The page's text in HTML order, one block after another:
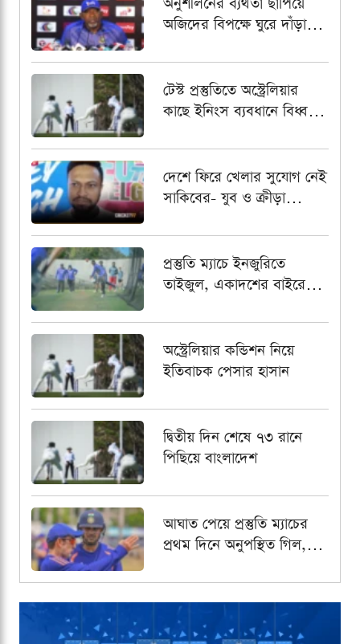
অজিদের বিপক্ষে ঘুরে দাঁড়াতে
টেস্ট প্রস্তুতিতে অস্ট্রেলিয়ার
কাছে ইনিংস ব্যবধানে বিধ্বস্ত
দেশে ফিরে খেলার সুযোগ নেই
সাকিবের- যুব ও ক্রীড়া
প্রস্তুতি ম্যাচে ইনজুরিতে
তাইজুল, একাদশের বাইরে
অস্ট্রেলিয়ার কন্ডিশন নিয়ে
ইতিবাচক পেসার হাসান
দ্বিতীয় দিন শেষে ৭৩ রানে
পিছিয়ে বাংলাদেশ
আঘাত পেয়ে প্রস্তুতি ম্যাচের
প্রথম দিনে অনুপস্থিত গিল,